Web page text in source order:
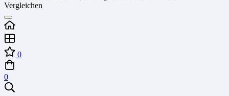
Vergleichen
0
0